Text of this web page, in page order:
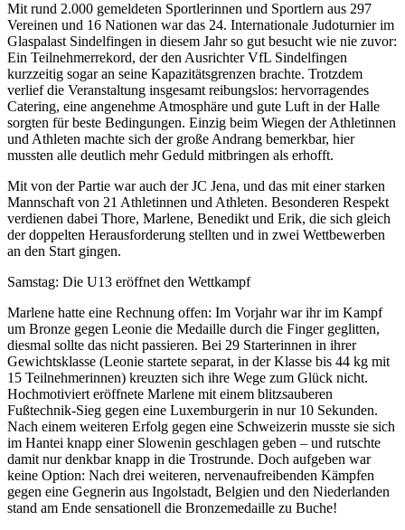
Mit rund 2.000 gemeldeten Sportlerinnen und Sportlern aus 297
Vereinen und 16 Nationen war das 24. Internationale Judoturnier im
Glaspalast Sindelfingen in diesem Jahr so gut besucht wie nie zuvor:
Ein Teilnehmerrekord, der den Ausrichter VfL Sindelfingen
kurzzeitig sogar an seine Kapazitätsgrenzen brachte. Trotzdem
verlief die Veranstaltung insgesamt reibungslos: hervorragendes
Catering, eine angenehme Atmosphäre und gute Luft in der Halle
sorgten für beste Bedingungen. Einzig beim Wiegen der Athletinnen
und Athleten machte sich der große Andrang bemerkbar, hier
mussten alle deutlich mehr Geduld mitbringen als erhofft.
Mit von der Partie war auch der JC Jena, und das mit einer starken
Mannschaft von 21 Athletinnen und Athleten. Besonderen Respekt
verdienen dabei Thore, Marlene, Benedikt und Erik, die sich gleich
der doppelten Herausforderung stellten und in zwei Wettbewerben
an den Start gingen.
Samstag: Die U13 eröffnet den Wettkampf
Marlene hatte eine Rechnung offen: Im Vorjahr war ihr im Kampf
um Bronze gegen Leonie die Medaille durch die Finger geglitten,
diesmal sollte das nicht passieren. Bei 29 Starterinnen in ihrer
Gewichtsklasse (Leonie startete separat, in der Klasse bis 44 kg mit
15 Teilnehmerinnen) kreuzten sich ihre Wege zum Glück nicht.
Hochmotiviert eröffnete Marlene mit einem blitzsauberen
Fußtechnik-Sieg gegen eine Luxemburgerin in nur 10 Sekunden.
Nach einem weiteren Erfolg gegen eine Schweizerin musste sie sich
im Hantei knapp einer Slowenin geschlagen geben – und rutschte
damit nur denkbar knapp in die Trostrunde. Doch aufgeben war
keine Option: Nach drei weiteren, nervenaufreibenden Kämpfen
gegen eine Gegnerin aus Ingolstadt, Belgien und den Niederlanden
stand am Ende sensationell die Bronzemedaille zu Buche!